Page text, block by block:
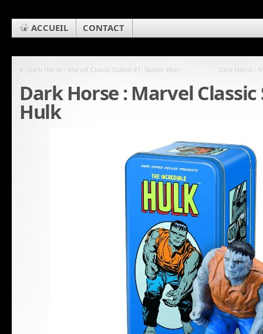
ACCUEIL CONTACT
« Dark Horse : Marvel Classic Statue #1: Spider-Man Dark Horse :
Dark Horse : Marvel Classic
Hulk